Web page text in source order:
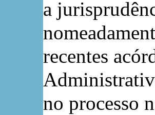
a
recentes
no processo